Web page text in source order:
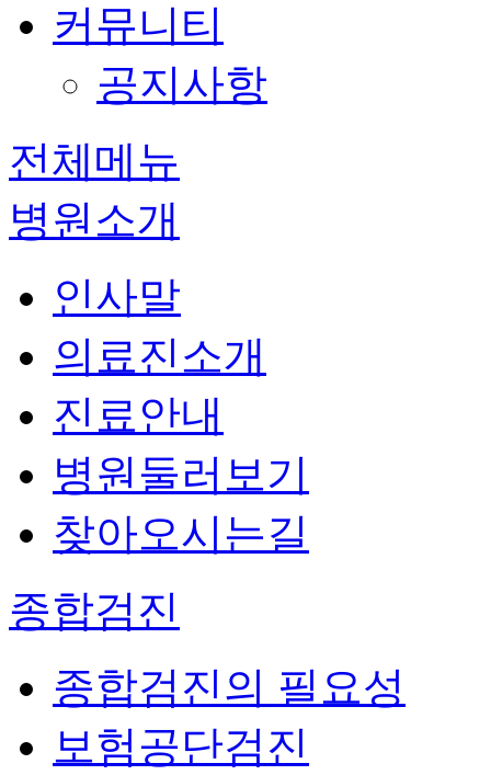
커뮤니티
공지사항
전체메뉴
병원소개
인사말
의료진소개
진료안내
병원둘러보기
찾아오시는길
종합검진
종합검진의 필요성
보험공단검진